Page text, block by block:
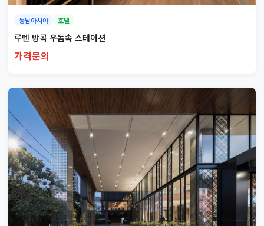
동남아시아 호텔
루멘 방콕 우돔속 스테이션
가격문의